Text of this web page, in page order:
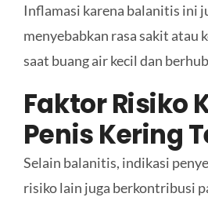
Inflamasi karena balanitis ini
menyebabkan rasa sakit atau
saat buang air kecil dan
Faktor Risiko
Penis Kering
Selain balanitis, indikasi
risiko lain juga berkontribusi